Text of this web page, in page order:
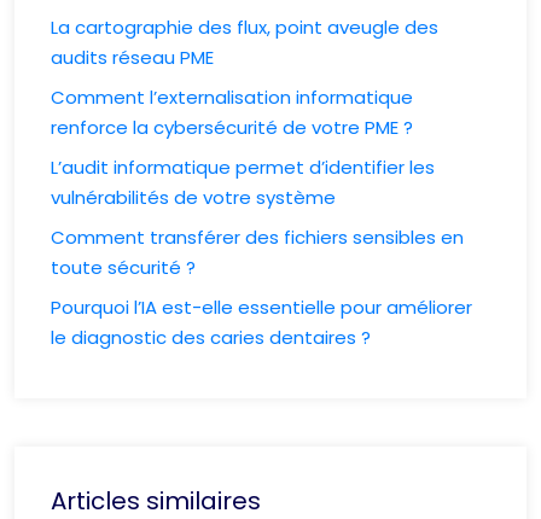
La cartographie des flux, point aveugle des
audits réseau PME
Comment l’externalisation informatique
renforce la cybersécurité de votre PME ?
L’audit informatique permet d’identifier les
vulnérabilités de votre système
Comment transférer des fichiers sensibles en
toute sécurité ?
Pourquoi l’IA est-elle essentielle pour améliorer
le diagnostic des caries dentaires ?
Articles similaires